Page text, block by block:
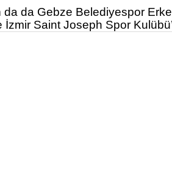
da Gebze Belediyespor
Saint Joseph Spor